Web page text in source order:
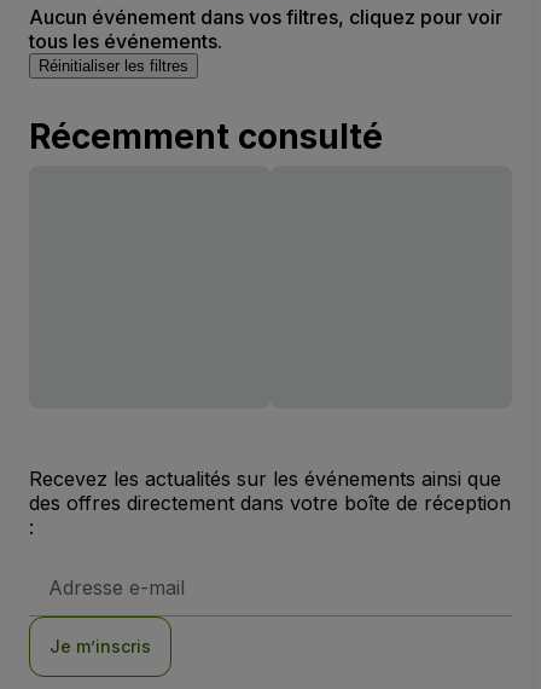
Aucun événement dans vos filtres, cliquez pour voir
tous les événements.
Réinitialiser les filtres
Récemment consulté
Recevez les actualités sur les événements ainsi que
des offres directement dans votre boîte de réception
:
e-
Je m’inscris